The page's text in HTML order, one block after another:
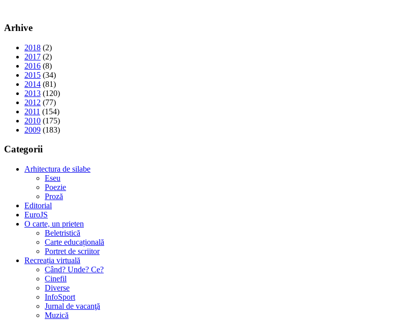
Arhive
2018 (2)
2017 (2)
2016 (8)
2015 (34)
2014 (81)
2013 (120)
2012 (77)
2011 (154)
2010 (175)
2009 (183)
Categorii
Arhitectura de silabe
Eseu
Poezie
Proză
Editorial
EuroJS
O carte, un prieten
Beletristică
Carte educațională
Portret de scriitor
Recreația virtuală
Când? Unde? Ce?
Cinefil
Diverse
InfoSport
Jurnal de vacanţă
Muzică